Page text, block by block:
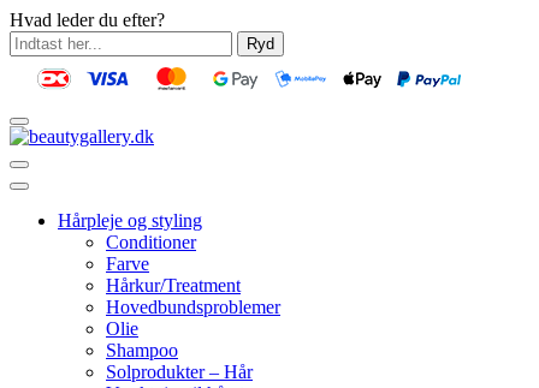
Hvad leder du efter?
Ryd
Hårpleje og styling
Conditioner
Farve
Hårkur/Treatment
Hovedbundsproblemer
Olie
Shampoo
Solprodukter – Hår